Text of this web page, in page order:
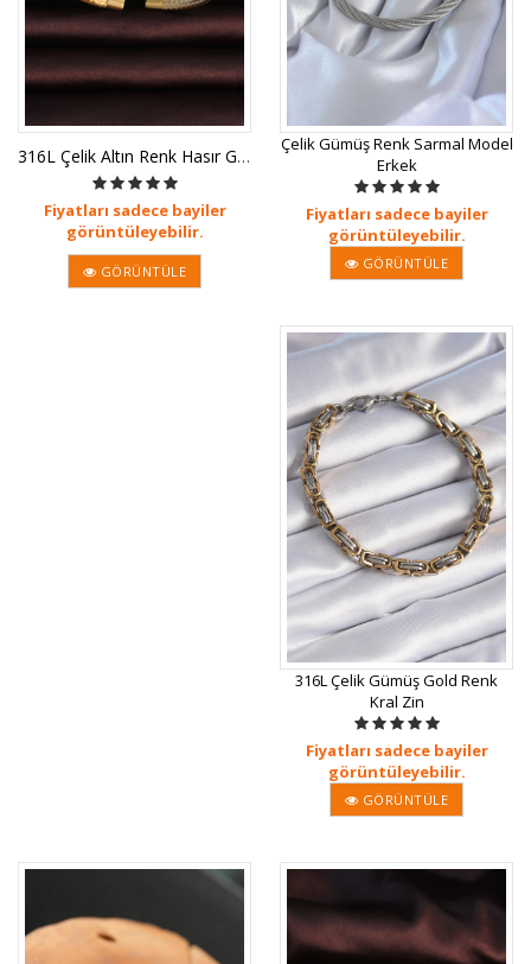
316L Çelik Altın Renk Hasır Görünüm
Fiyatları sadece bayiler
görüntüleyebilir.
GÖRÜNTÜLE
Çelik Gümüş Renk Sarmal Model
Erkek
Fiyatları sadece bayiler
görüntüleyebilir.
GÖRÜNTÜLE
316L Çelik Gümüş Gold Renk
Kral Zin
Fiyatları sadece bayiler
görüntüleyebilir.
GÖRÜNTÜLE